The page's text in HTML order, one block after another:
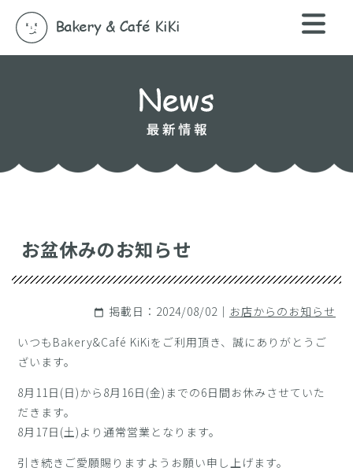
お盆休みのお知らせ
calendar_today 掲載日：2024/08/02｜ お店からのお知らせ
いつもBakery&Café KiKiをご利用頂き、誠にありがとうご
ざいます。
8月11日(日)から8月16日(金)までの6日間お休みさせていた
だきます。
8月17日(土)より通常営業となります。
引き続きご愛願賜りますようお願い申し上げます。